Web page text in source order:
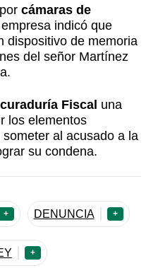
cámaras de
indicó que
dispositivo de memoria
del señor Martínez
Fiscal una
los elementos
al acusado a la
su condena.
+ DENUNCIA +
+